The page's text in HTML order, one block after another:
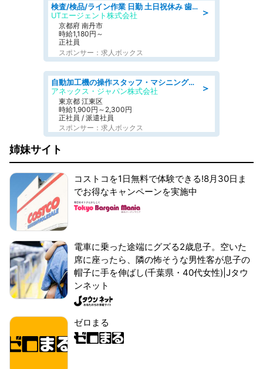
＞
検査/検品/ライン作業 日勤 土日祝休み 歯科模型製造 有償休憩あり 残業ほぼなし
UTエージェント株式会社
京都府 南丹市
時給1,180円～
正社員
スポンサー：求人ボックス
＞
自動加工機の操作スタッフ・マシニングセンタ/工業系卒歓迎/未経験OK/年間休日125日/ブランクOK/交通費支給
アネックス・ジャパン株式会社
東京都 江東区
時給1,900円～2,300円
正社員 / 派遣社員
スポンサー：求人ボックス
姉妹サイト
コストコを1日無料で体験できる!8月30日ま
でお得なキャンペーンを実施中
電車に乗った途端にグズる2歳息子。空いた
席に座ったら、隣の怖そうな男性客が息子の
帽子に手を伸ばし(千葉県・40代女性)|Jタウ
ンネット
ゼロまる